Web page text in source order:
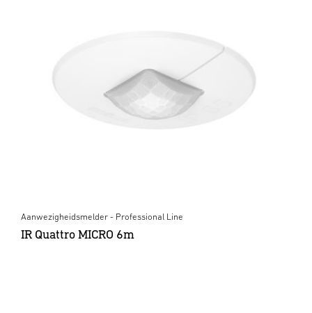
Aanwezigheidsmelder - Professional Line
IR Quattro MICRO 6m